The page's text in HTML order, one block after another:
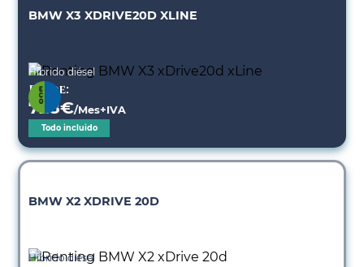
BMW X3 XDRIVE20D XLINE
Híbrido diésel
Desde:
728€/Mes+IVA
Todo incluido
BMW X2 XDRIVE 20D
Híbrido diésel